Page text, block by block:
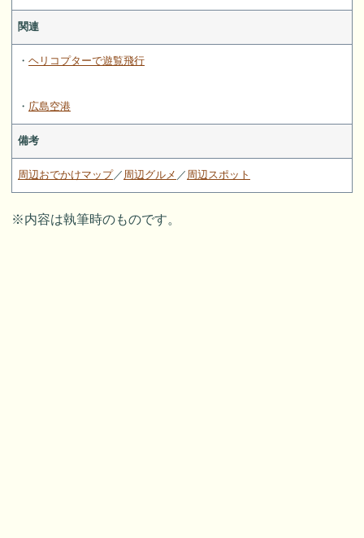
関連
・ ヘリコプターで遊覧飛行
・ 広島空港
備考
周辺おでかけマップ／ 周辺グルメ ／ 周辺スポット
※内容は執筆時のものです。